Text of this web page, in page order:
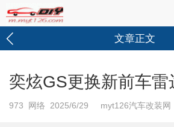
文章正文
奕炫GS更换新前车雷
973 网络 2025/6/29 myt126汽车改装网